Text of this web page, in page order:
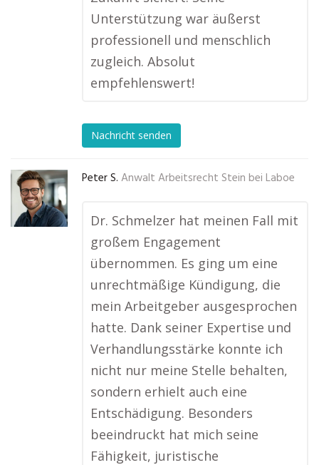
Unterstützung war äußerst
professionell und menschlich
zugleich. Absolut
empfehlenswert!
Nachricht senden
Peter S. Anwalt Arbeitsrecht Stein bei Laboe
Dr. Schmelzer hat meinen Fall mit
großem Engagement
übernommen. Es ging um eine
unrechtmäßige Kündigung, die
mein Arbeitgeber ausgesprochen
hatte. Dank seiner Expertise und
Verhandlungsstärke konnte ich
nicht nur meine Stelle behalten,
sondern erhielt auch eine
Entschädigung. Besonders
beeindruckt hat mich seine
Fähigkeit, juristische